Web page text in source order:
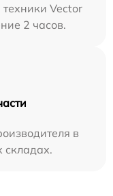
Vector
2 часов.
в
складах.